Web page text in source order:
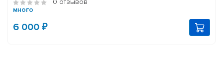
0 отзывов
много
6 000 ₽